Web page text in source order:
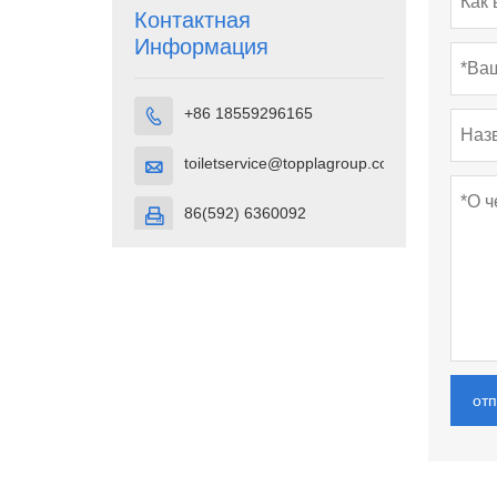
Контактная
Информация
 +86 18559296165
 toiletservice@topplagroup.com
 86(592) 6360092